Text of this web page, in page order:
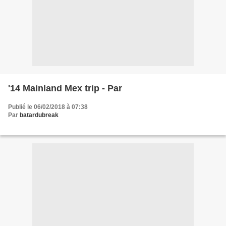
'14 Mainland Mex trip - Par
Publié le 06/02/2018 à 07:38
Par batardubreak